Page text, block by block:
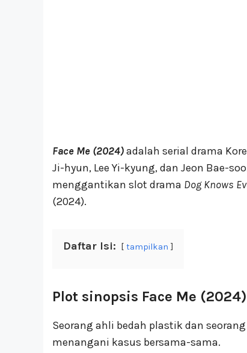
Face Me (2024)adalah serial drama
Ji-hyun, Lee Yi-kyung, dan Jeon Bae-
menggantikan slot drama Dog Knows
(2024).
Daftar Isi: tampilkan
Plot sinopsis Face Me (2024)
Seorang ahli bedah plastik dan
menangani kasus bersama-sama.